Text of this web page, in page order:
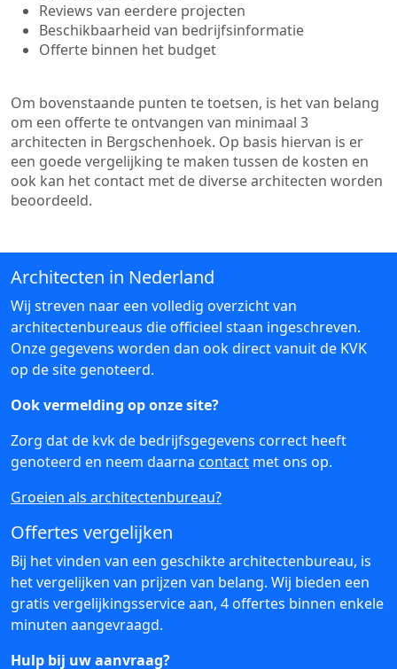
Reviews van eerdere projecten
Beschikbaarheid van bedrijfsinformatie
Offerte binnen het budget
Om bovenstaande punten te toetsen, is het van belang
om een offerte te ontvangen van minimaal 3
architecten in Bergschenhoek. Op basis hiervan is er
een goede vergelijking te maken tussen de kosten en
ook kan het contact met de diverse architecten worden
beoordeeld.
Architecten in Nederland
Wij streven naar een volledig overzicht van
architectenbureaus die officieel staan ingeschreven.
Onze gegevens worden dan ook direct vanuit de KVK
op de site genoteerd.
Ook vermelding op onze site?
Zorg dat de kvk de bedrijfsgegevens correct heeft
genoteerd en neem daarna contact met ons op.
Groeien als architectenbureau?
Offertes vergelijken
Bij het vinden van een geschikte architectenbureau, is
het vergelijken van prijzen van belang. Wij bieden een
gratis vergelijkingsservice aan, 4 offertes binnen enkele
minuten aangevraagd.
Hulp bij uw aanvraag?